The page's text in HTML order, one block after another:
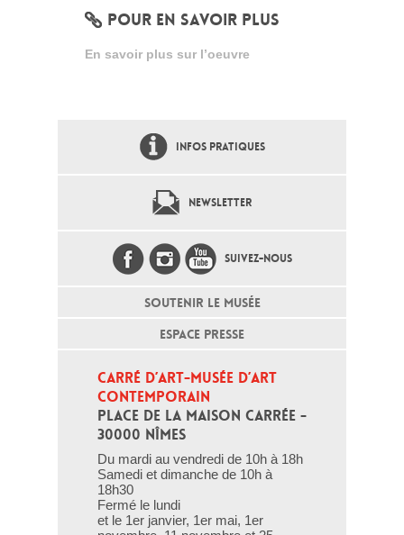
POUR EN SAVOIR PLUS
En savoir plus sur l’oeuvre
INFOS PRATIQUES
NEWSLETTER
SUIVEZ-NOUS
SOUTENIR LE MUSÉE
ESPACE PRESSE
CARRÉ D’ART-MUSÉE D’ART
CONTEMPORAIN
PLACE DE LA MAISON CARRÉE -
30000 NÎMES
Du mardi au vendredi de 10h à 18h
Samedi et dimanche de 10h à
18h30
Fermé le lundi
et le 1er janvier, 1er mai, 1er